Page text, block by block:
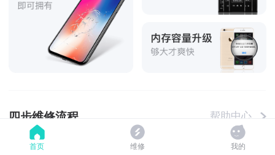
四步维修流程 帮助中心
首页 维修 我的